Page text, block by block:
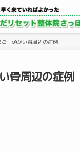
ご・頭がい骨周辺の症例
骨周辺の症例